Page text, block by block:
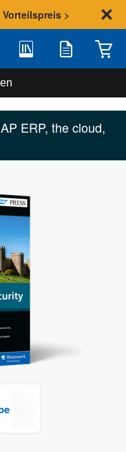
>
Bibliothek Merkliste
ERP, the cloud,